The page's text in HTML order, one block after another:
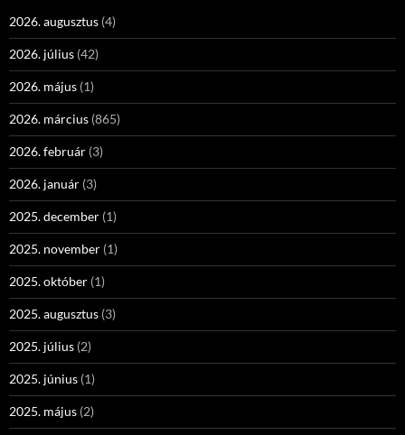
2026. augusztus (4)
2026. július (42)
2026. május (1)
2026. március (865)
2026. február (3)
2026. január (3)
2025. december (1)
2025. november (1)
2025. október (1)
2025. augusztus (3)
2025. július (2)
2025. június (1)
2025. május (2)